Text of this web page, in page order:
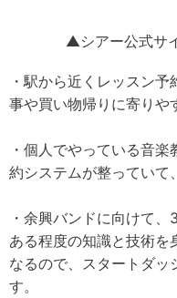
▲シアー公式サ
・駅から近くレッスン
事や買い物帰りに寄りや
・個人でやっている音
約システムが整っていて
・余興バンドに向けて、
ある程度の知識と技術を
なるので、スタートダッ
す。